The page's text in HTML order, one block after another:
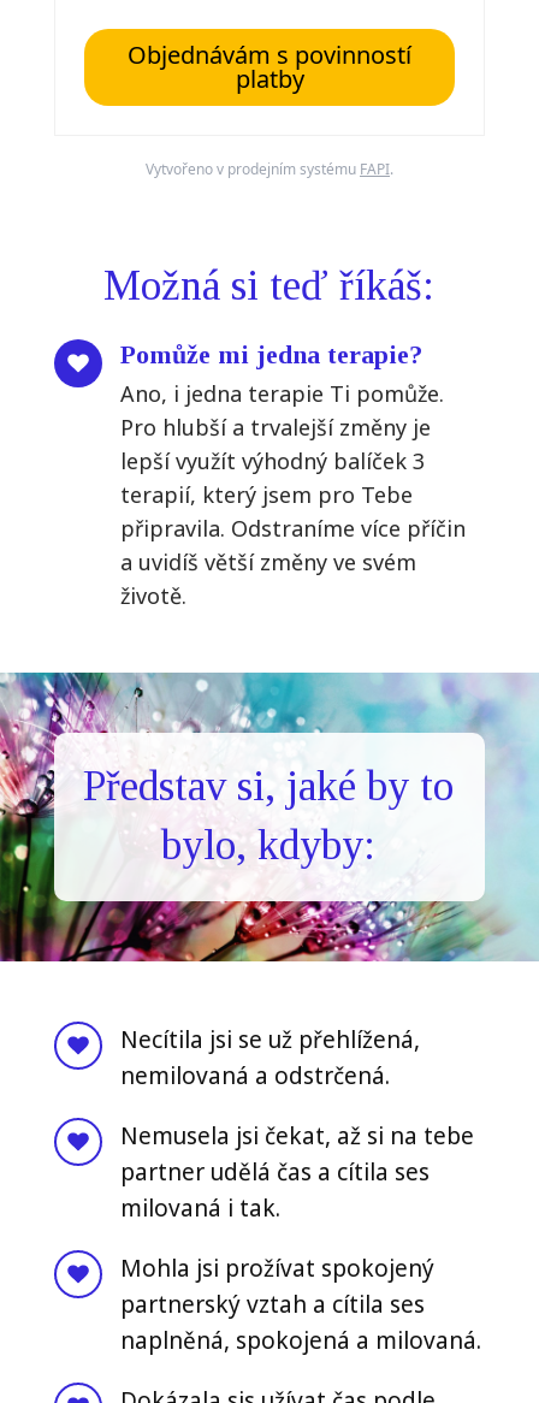
Objednávám s povinností
platby
Vytvořeno v prodejním systému FAPI.
Možná si teď říkáš:
Pomůže mi jedna terapie?
Ano, i jedna terapie Ti pomůže.
Pro hlubší a trvalejší změny je
lepší využít výhodný balíček 3
terapií, který jsem pro Tebe
připravila. Odstraníme více příčin
a uvidíš větší změny ve svém
životě.
Představ si, jaké by to
bylo, kdyby:
Necítila jsi se už přehlížená,
nemilovaná a odstrčená.
Nemusela jsi čekat, až si na tebe
partner udělá čas a cítila ses
milovaná i tak.
Mohla jsi prožívat spokojený
partnerský vztah a cítila ses
naplněná, spokojená a milovaná.